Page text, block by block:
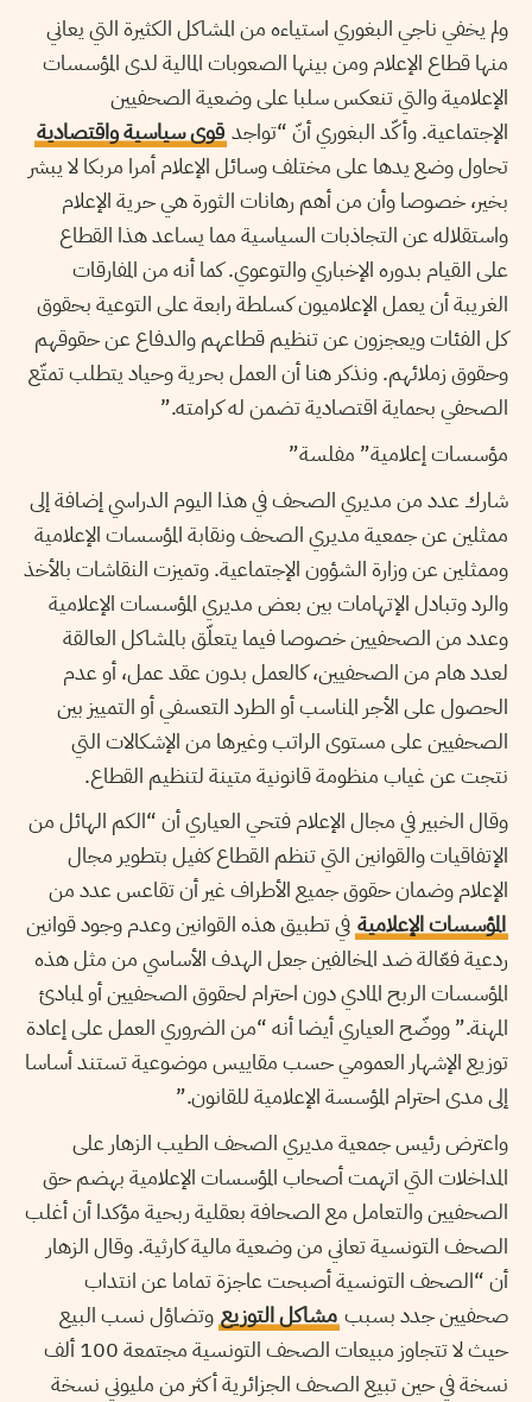
ولم يخفي ناجي البغوري استياءه من المشاكل الكثيرة التي يعاني
منها قطاع الإعلام ومن بينها الصعوبات المالية لدى المؤسسات
الإعلامية والتي تنعكس سلبا على وضعية الصحفيين
الإجتماعية. وأكّد البغوري أنّ “تواجد قوى سياسية واقتصادية
تحاول وضع يدها على مختلف وسائل الإعلام أمرا مربكا لا يبشر
بخير، خصوصا وأن من أهم رهانات الثورة هي حرية الإعلام
واستقلاله عن التجاذبات السياسية مما يساعد هذا القطاع
على القيام بدوره الإخباري والتوعوي. كما أنه من المفارقات
الغريبة أن يعمل الإعلاميون كسلطة رابعة على التوعية بحقوق
كل الفئات ويعجزون عن تنظيم قطاعهم والدفاع عن حقوقهم
وحقوق زملائهم. ونذكر هنا أن العمل بحرية وحياد يتطلب تمتّع
الصحفي بحماية اقتصادية تضمن له كرامته.”
مؤسسات إعلامية” مفلسة”
شارك عدد من مديري الصحف في هذا اليوم الدراسي إضافة إلى
ممثلين عن جمعية مديري الصحف ونقابة المؤسسات الإعلامية
وممثلين عن وزارة الشؤون الإجتماعية. وتميزت النقاشات بالأخذ
والرد وتبادل الإتهامات بين بعض مديري المؤسسات الإعلامية
وعدد من الصحفيين خصوصا فيما يتعلّق بالمشاكل العالقة
لعدد هام من الصحفيين، كالعمل بدون عقد عمل، أو عدم
الحصول على الأجر المناسب أو الطرد التعسفي أو التمييز بين
الصحفيين على مستوى الراتب وغيرها من الإشكالات التي
نتجت عن غياب منظومة قانونية متينة لتنظيم القطاع.
وقال الخبير في مجال الإعلام فتحي العياري أن “الكم الهائل من
الإتفاقيات والقوانين التي تنظم القطاع كفيل بتطوير مجال
الإعلام وضمان حقوق جميع الأطراف غير أن تقاعس عدد من
المؤسسات الإعلامية في تطبيق هذه القوانين وعدم وجود قوانين
ردعية فعّالة ضد المخالفين جعل الهدف الأساسي من مثل هذه
المؤسسات الربح المادي دون احترام لحقوق الصحفيين أو لمبادئ
المهنة.” ووضّح العياري أيضا أنه “من الضروري العمل على إعادة
توزيع الإشهار العمومي حسب مقاييس موضوعية تستند أساسا
إلى مدى احترام المؤسسة الإعلامية للقانون.”
واعترض رئيس جمعية مديري الصحف الطيب الزهار على
المداخلات التي اتهمت أصحاب المؤسسات الإعلامية بهضم حق
الصحفيين والتعامل مع الصحافة بعقلية ربحية مؤكدا أن أغلب
الصحف التونسية تعاني من وضعية مالية كارثية. وقال الزهار
أن “الصحف التونسية أصبحت عاجزة تماما عن انتداب
صحفيين جدد بسبب مشاكل التوزيع وتضاؤل نسب البيع
حيث لا تتجاوز مبيعات الصحف التونسية مجتمعة 100 ألف
نسخة في حين تبيع الصحف الجزائرية أكثر من مليوني نسخة